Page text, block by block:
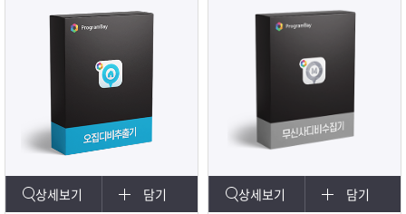
상세보기 담기 상세보기 담기